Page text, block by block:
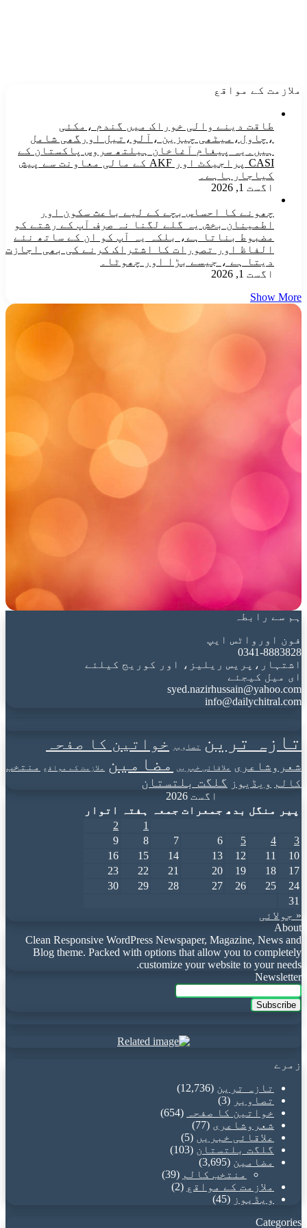
ملازمت کے مواقع
طاقت دینے والی خوراک میں گندم ،مکئی
،چاول،میٹھی چیزین ،آلو،تیل اورگھی شامل
ہیں۔یہ پیغام آغاخان ہیلتھ سروس پاکستان کے
CASI پراجیکٹ اور AKF کے مالی معاونت سے پیش
کیاجارہاہے۔
اگست 1, 2026
چھونے کا احساس بچے کے لیے باعث سکون اور
اطمینان بخش یہ گلے لگنا نہ صرف آپ کے رشتے کو
مضبوط بناتا ہے، بلکہ یہ آپ کو ان کے ساتھ نئے
الفاظ اور تصورات کا اشتراک کرنے کی بھی اجازت
دیتا ہے ، جیسے بڑا اور چھوٹا۔
اگست 1, 2026
Show More
ہم سے رابطہ
فون اورواٹس ایپ
0341-8883828
اشتہار،پریس ریلیز، اور کوریج کیلئے
ای میل کیجئے
syed.nazirhussain@yahoo.com
info@dailychitral.com
تازہ ترین تصاویر خواتین کا صفحہ
شعروشاعری علاقائی خبریں مضامین ملازمت کے مواقع
منتخب
کالم ویڈیوز گلگت بلتستان
اگست 2026
پیر
منگل بدھ جمعرات جمعہ ہفتہ
اتوار
1
2
3
4
5
6
7
8
9
10
11
12
13
14
15
16
17
18
19
20
21
22
23
24
25
26
27
28
29
30
31
« جولائی
About
Clean Responsive WordPress Newspaper, Magazine, News and
Blog theme. Packed with options that allow you to completely
customize your website to your needs.
Newsletter
Enter
your
Email
زمرے
تازہ ترین (12,736)
تصاویر (3)
خواتین کا صفحہ
(654)
شعروشاعری (77)
علاقائی خبریں (5)
گلگت بلتستان (103)
مضامین (3,695)
منتخب کالم (39)
ملازمت کے مواقع (2)
ویڈیوز (45)
Categories